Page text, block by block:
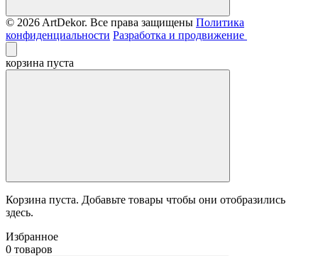
© 2026 ArtDekor. Все права защищены Политика
конфиденциальности Разработка и продвижение
корзина пуста
Корзина пуста. Добавьте товары чтобы они отобразились
здесь.
Избранное
0 товаров